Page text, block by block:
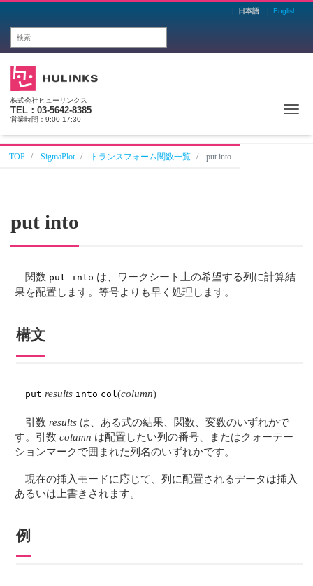
日本語 English
株式会社ヒューリンクス
TEL：03-5642-8385
営業時間：9:00-17:30
TOP SigmaPlot トランスフォーム関数一覧 put into
put into
関数 put into は、ワークシート上の希望する列に計算結
果を配置します。等号よりも早く処理します。
構文
put results into col(column)
引数results は、ある式の結果、関数、変数のいずれかで
す。引数column は配置したい列の番号、またはクォーテー
ションマークで囲まれた列名のいずれかです。
現在の挿入モードに応じて、列に配置されるデータは挿入
あるいは上書きされます。
例